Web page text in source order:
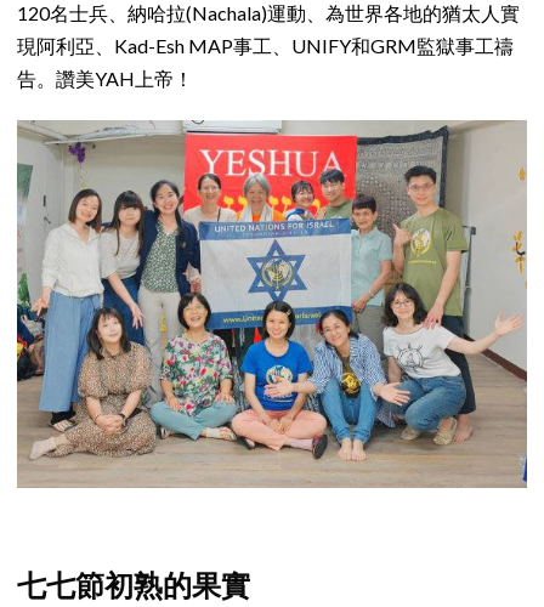
120名士兵、納哈拉(Nachala)運動、為世界各地的猶太人實
現阿利亞、Kad-Esh MAP事工、UNIFY和GRM監獄事工禱
告。讚美YAH上帝！
七七節初熟的果實